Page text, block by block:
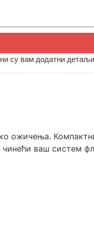
су вам додатни
ожичења.
ваш систем